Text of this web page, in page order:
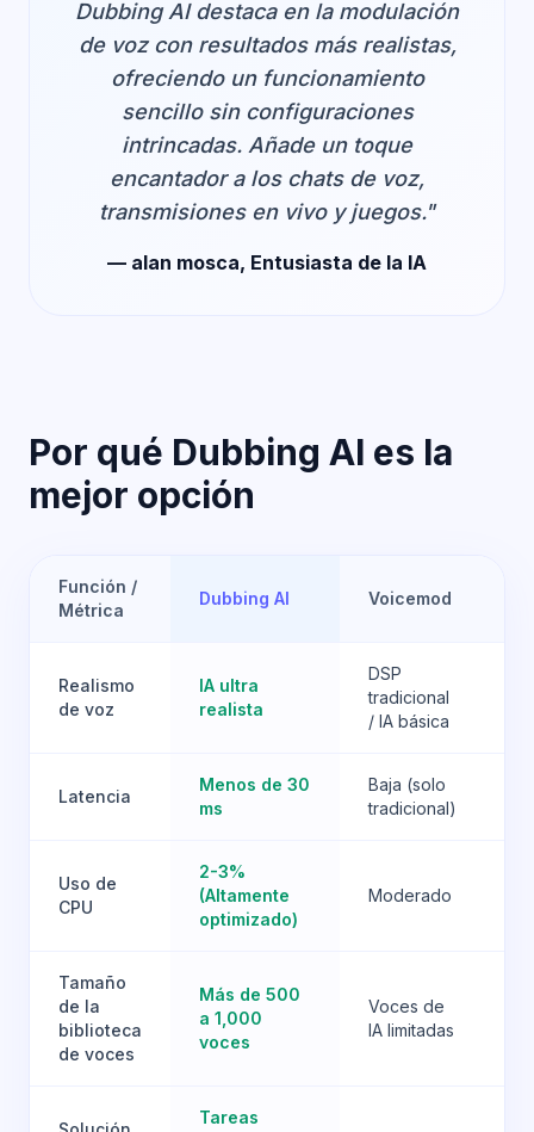
Dubbing AI destaca en la modulación
de voz con resultados más realistas,
ofreciendo un funcionamiento
sencillo sin configuraciones
intrincadas. Añade un toque
encantador a los chats de voz,
transmisiones en vivo y juegos."
— alan mosca, Entusiasta de la IA
Por qué Dubbing AI es la
mejor opción
Función /
Métrica
Dubbing AI Voicemod
Realismo
de voz
IA ultra
realista
DSP
tradicional
/ IA básica
Latencia
Menos de 30
ms
Baja (solo
tradicional)
Uso de
CPU
2-3%
(Altamente
optimizado)
Moderado
Tamaño
de la
biblioteca
de voces
Más de 500
a 1,000
voces
Voces de
IA limitadas
Tareas